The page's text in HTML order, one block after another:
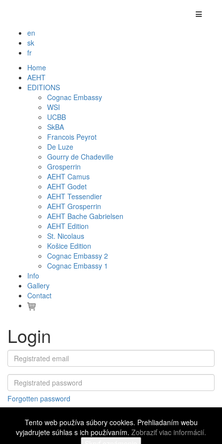
en
sk
fr
Home
AEHT
EDITIONS
Cognac Embassy
WSI
UCBB
SkBA
Francois Peyrot
De Luze
Gourry de Chadeville
Grosperrin
AEHT Camus
AEHT Godet
AEHT Tessendier
AEHT Grosperrin
AEHT Bache Gabrielsen
AEHT Edition
St. Nicolaus
Košice Edition
Cognac Embassy 2
Cognac Embassy 1
Info
Gallery
Contact
Login
Forgotten password
2016 - 2026 Cognac Embassy
Tento web používa súbory cookies. Prehliadaním webu
vyjadrujete súhlas s ich používaním. Zobraziť viac informácií.